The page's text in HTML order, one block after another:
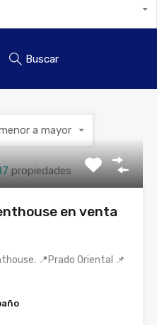
Buscar
propiedades
a mayor
en venta
📍Prado Oriental 📌